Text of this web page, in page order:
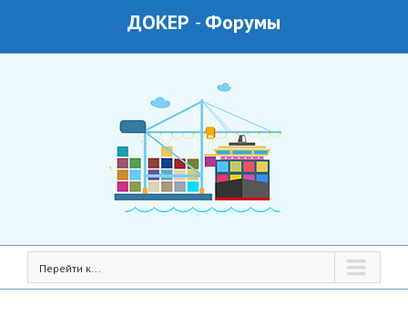
ДОКЕР - Форумы
Перейти к...